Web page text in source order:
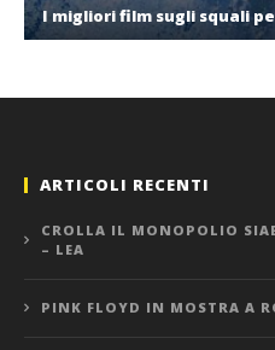
I migliori film sugli squali
ARTICOLI RECENTI
CROLLA IL MONOPOLIO
– LEA
PINK FLOYD IN MOSTRA A